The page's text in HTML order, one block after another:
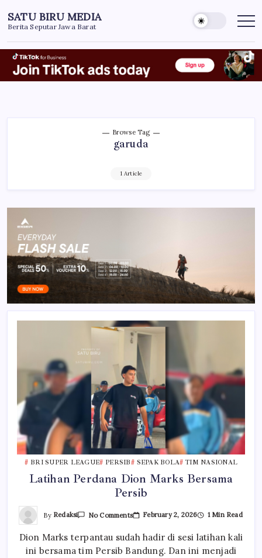
to
content
SATU BIRU MEDIA
Berita Seputar Jawa Barat
Browse Tag
garuda
1 Article
BRI SUPER LEAGUE PERSIB SEPAK BOLA TIM NASIONAL
Latihan Perdana Dion Marks Bersama
Persib
By Redaksi No CommentsOn
Dion
Bersama
February 2, 2026 1 Min Read
Dion Marks terpantau sudah hadir di sesi latihan kali
ini bersama tim Persib Bandung. Dan ini menjadi